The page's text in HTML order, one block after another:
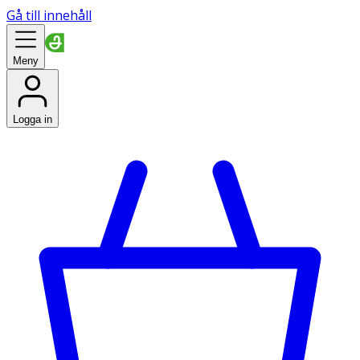
Gå till innehåll
Meny
Logga in